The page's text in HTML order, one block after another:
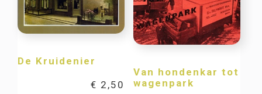
De Kruidenier
€ 2,50
Van hondenkar tot
wagenpark